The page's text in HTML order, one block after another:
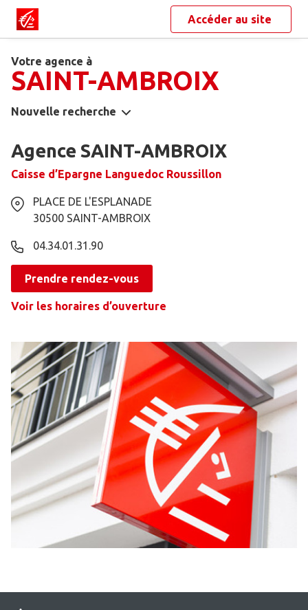
Accéder au site
Votre agence à
SAINT-AMBROIX
Nouvelle recherche
Agence SAINT-AMBROIX
Caisse d’Epargne Languedoc Roussillon
PLACE DE L'ESPLANADE
30500 SAINT-AMBROIX
04.34.01.31.90
Prendre rendez-vous
Voir les horaires d’ouverture